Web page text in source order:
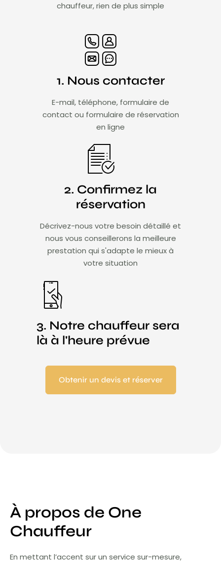
chauffeur, rien de plus simple
1. Nous contacter
E-mail, téléphone, formulaire de
contact ou formulaire de réservation
en ligne
2. Confirmez la
réservation
Décrivez-nous votre besoin détaillé et
nous vous conseillerons la meilleure
prestation qui s'adapte le mieux à
votre situation​
3. Notre chauffeur sera
là à l'heure prévue
Obtenir un devis et réserver
À propos de One
Chauffeur
En mettant l’accent sur un service sur-mesure,